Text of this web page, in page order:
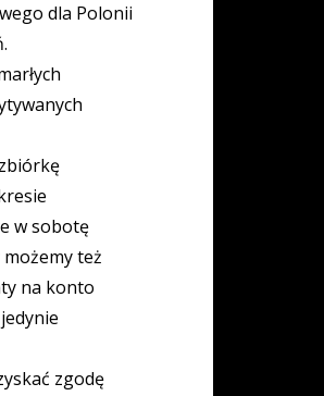
dla Polonii
w sobotę
też
na konto
zgodę